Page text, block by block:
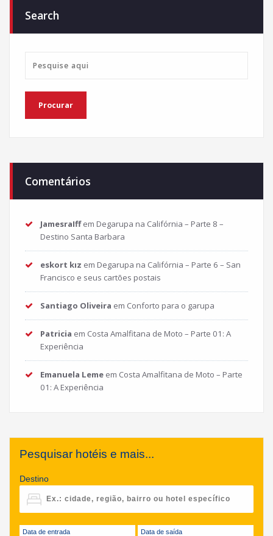
Search
Comentários
JamesraIffem Degarupa na Califórnia – Parte 8 –
Destino Santa Barbara
eskort kız em Degarupa na Califórnia – Parte 6 – San
Francisco e seus cartões postais
Santiago Oliveira em Conforto para o garupa
Patricia em Costa Amalfitana de Moto – Parte 01: A
Experiência
Emanuela Leme em Costa Amalfitana de Moto – Parte
01: A Experiência
Pesquisar hotéis e mais...
Destino
Data de entrada Data de saída